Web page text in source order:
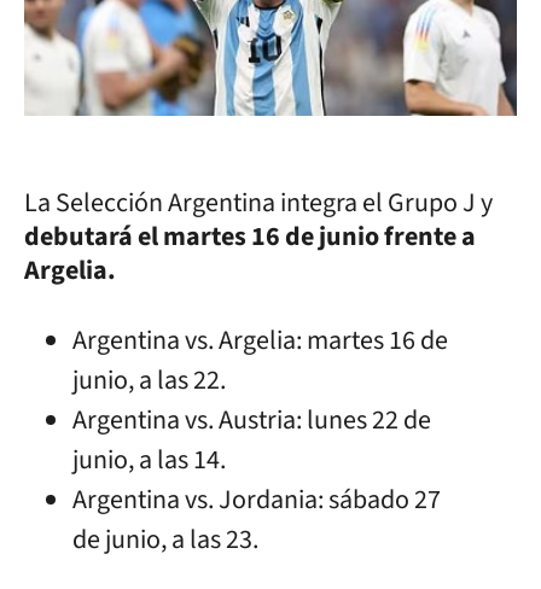
La Selección Argentina integra el Grupo J y
debutará el martes 16 de junio frente a
Argelia.
Argentina vs. Argelia: martes 16 de
junio, a las 22.
Argentina vs. Austria: lunes 22 de
junio, a las 14.
Argentina vs. Jordania: sábado 27
de junio, a las 23.